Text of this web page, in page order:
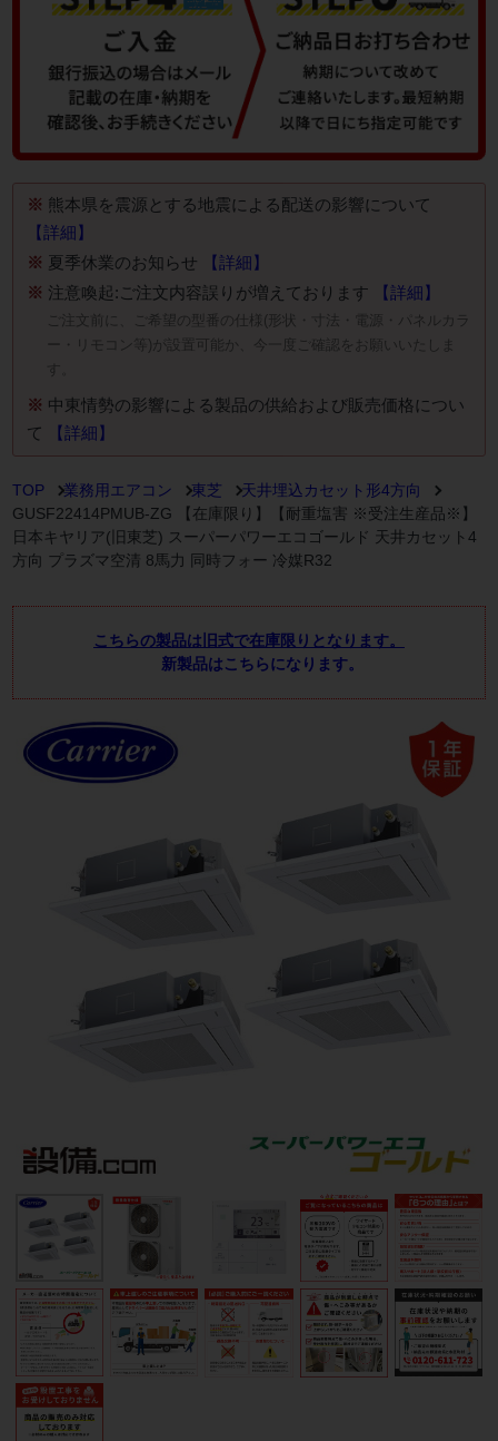
※ 熊本県を震源とする地震による配送の影響について
【詳細】
※ 夏季休業のお知らせ
【詳細】
※ 注意喚起:ご注文内容誤りが増えております 【詳細】
ご注文前に、ご希望の型番の仕様(形状・寸法・電源・パネルカラ
ー・リモコン等)が設置可能か、今一度ご確認をお願いいたしま
※ 中東情勢の影響による製品の供給および販売価格につい
て
【詳細】
TOP 業務用エアコン 東芝
天井埋込カセット形4方向
GUSF22414PMUB-ZG 【在庫限り】【耐重塩害 ※受注生産品※】
日本キヤリア(旧東芝) スーパーパワーエコゴールド 天井カセット4
方向 プラズマ空清 8馬力 同時フォー 冷媒R32
こちらの製品は旧式で在庫限りとなります。
新製品はこちらになります。